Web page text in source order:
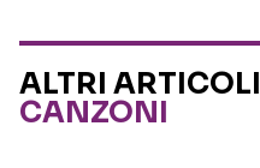
ALTRI
CANZONI